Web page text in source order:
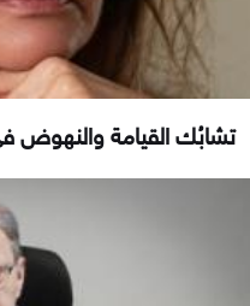
تشابُك القيامة والنهوض